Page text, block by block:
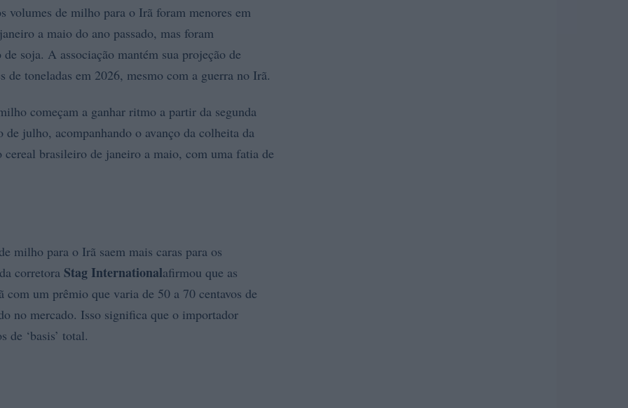
volumes de milho para o Irã foram menores em
a maio do ano passado, mas foram
soja. A associação mantém sua projeção de
toneladas em 2026, mesmo com a guerra no Irã.
começam a ganhar ritmo a partir da segunda
julho, acompanhando o avanço da colheita da
brasileiro de janeiro a maio, com uma fatia de
milho para o Irã saem mais caras para os
corretora Stag Internationalafirmou que as
um prêmio que varia de 50 a 70 centavos de
no mercado. Isso significa que o importador
de ‘basis’ total.